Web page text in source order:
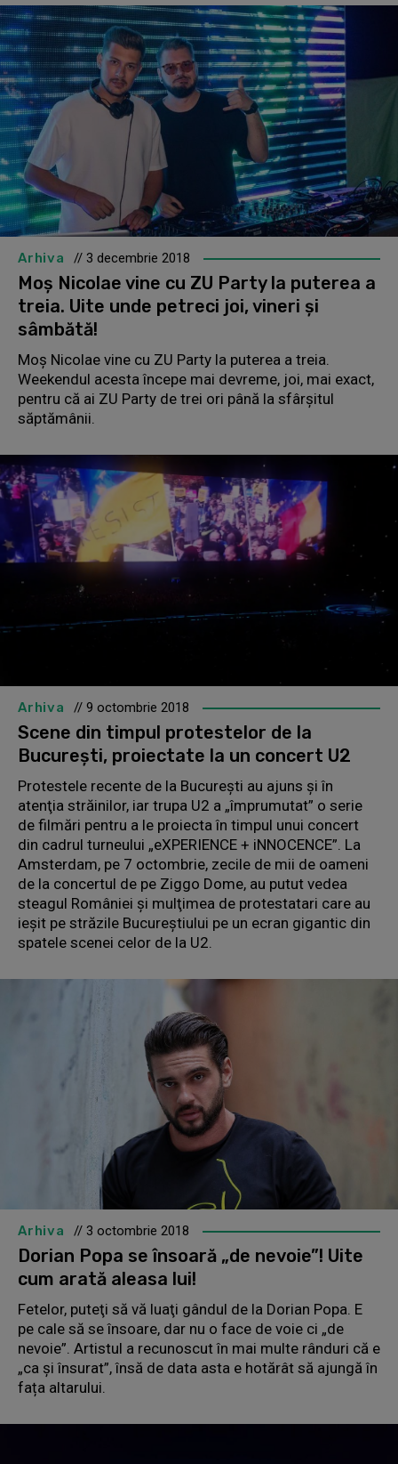
Arhiva // 3 decembrie 2018
Moș Nicolae vine cu ZU Party la puterea a
treia. Uite unde petreci joi, vineri și
sâmbătă!
Moș Nicolae vine cu ZU Party la puterea a treia.
Weekendul acesta începe mai devreme, joi, mai exact,
pentru că ai ZU Party de trei ori până la sfârșitul
săptămânii.
Arhiva // 9 octombrie 2018
Scene din timpul protestelor de la
Bucureşti, proiectate la un concert U2
Protestele recente de la Bucureşti au ajuns şi în
atenţia străinilor, iar trupa U2 a „împrumutat” o serie
de filmări pentru a le proiecta în timpul unui concert
din cadrul turneului „eXPERIENCE + iNNOCENCE”. La
Amsterdam, pe 7 octombrie, zecile de mii de oameni
de la concertul de pe Ziggo Dome, au putut vedea
steagul României şi mulţimea de protestatari care au
ieşit pe străzile Bucureştiului pe un ecran gigantic din
spatele scenei celor de la U2.
Arhiva // 3 octombrie 2018
Dorian Popa se însoară „de nevoie”! Uite
cum arată aleasa lui!
Fetelor, puteţi să vă luaţi gândul de la Dorian Popa. E
pe cale să se însoare, dar nu o face de voie ci „de
nevoie”. Artistul a recunoscut în mai multe rânduri că e
„ca și însurat”, însă de data asta e hotărât să ajungă în
fața altarului.